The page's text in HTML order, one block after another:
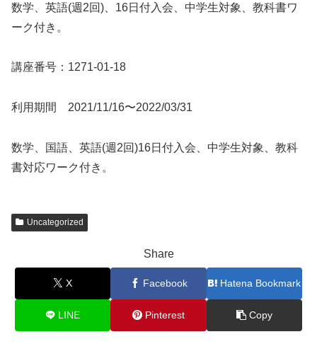
数学、英語(週2回)、16日付入会、中学生対象、教科書ワ
ーク付き。
講座番号：1271-01-18
利用期間 2021/11/16〜2022/03/31
数学、国語、英語(週2回)16日付入会、中学生対象、教科
書対応ワーク付き。
Uncategorized
Share
X Facebook Hatena Bookmark
LINE Pinterest Copy